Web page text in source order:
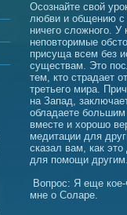
Осознайте свой
любви и общению с
ничего сложного. У
неповторимые
присуща всем без
существам. Это
тем, кто страдает
третьего мира.
на Запад,
обладаете
вместе и хорошо
медитации для
сказал вам, как
для помощи
Вопрос: Я еще
мне о Соларе.